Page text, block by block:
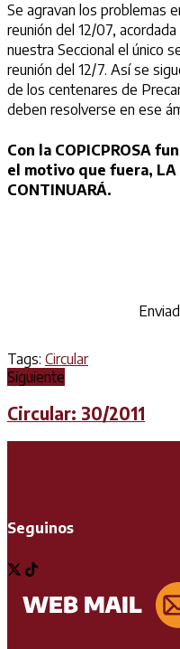
Se agravan los problemas
reunión del 12/07,
nuestra Seccional el único
reunión del 12/7. Así se
de los centenares de
deben resolverse en ese
Con la COPICPROSA
el motivo que fuera, LA
CONTINUARÁ.
Tags: Circular
Siguiente
Circular: 30/2011
Seguinos